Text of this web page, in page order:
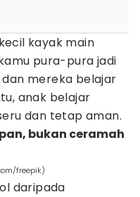
kayak main
pura-pura jadi
mereka belajar
anak belajar
dan tetap aman.
bukan ceramah
freepik)
daripada